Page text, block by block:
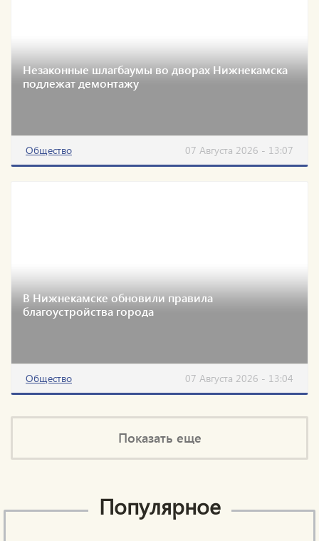
Незаконные шлагбаумы во дворах Нижнекамска
подлежат демонтажу
Общество 07 Августа 2026 - 13:07
В Нижнекамске обновили правила
благоустройства города
Общество 07 Августа 2026 - 13:04
Показать еще
Популярное